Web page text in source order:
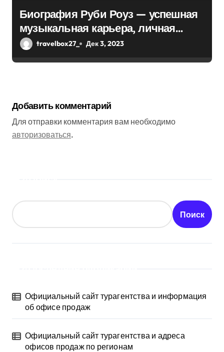
Биография Руби Роуз — успешная
музыкальная карьера, личная
жизнь и знаковые достижения
travelbox27_ Дек 3, 2023
Добавить комментарий
Для отправки комментария вам необходимо
авторизоваться.
Поиск
Официальный сайт турагентства и информация
об офисе продаж
Официальный сайт турагентства и адреса
офисов продаж по регионам